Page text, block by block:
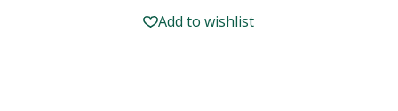
Add to wishlist